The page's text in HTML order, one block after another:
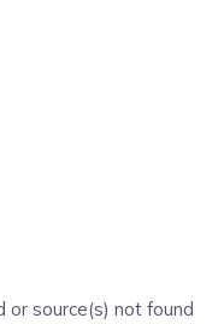
or source(s) not found